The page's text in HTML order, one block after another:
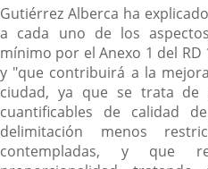
Gutiérrez Alberca ha
a cada uno de los
mínimo por el Anexo 1 del
y "que contribuirá a la
ciudad, ya que se trata de
cuantificables de calidad
delimitación menos
contempladas, y que